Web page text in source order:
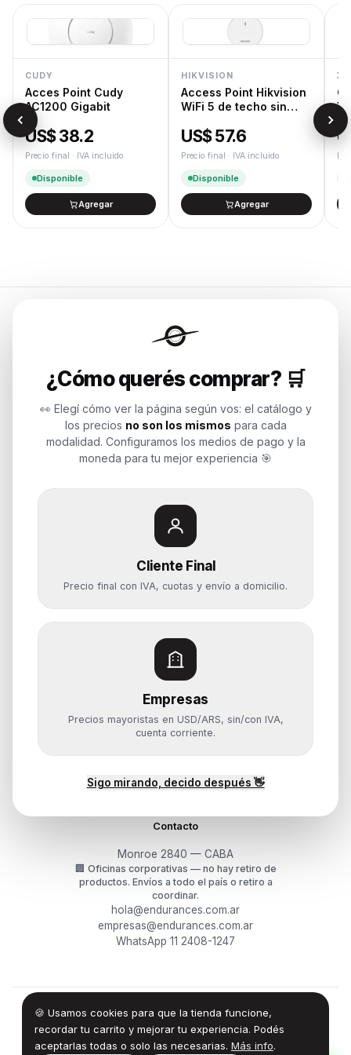
CUDY
Acces Point Cudy
AC1200 Gigabit
US$ 38.2
Precio final · IVA incluido
Disponible
Agregar
HIKVISION
Access Point Hikvision
WiFi 5 de techo sin
US$ 57.6
Precio final · IVA incluido
Disponible
Agregar
¿Cómo querés comprar? 🛒
👀 Elegí cómo ver la página según vos: el catálogo y
los precios no son los mismos para cada
modalidad. Configuramos los medios de pago y la
moneda para tu mejor experiencia 🎯
Cliente Final
Precio final con IVA, cuotas y envío a domicilio.
Empresas
Precios mayoristas en USD/ARS, sin/con IVA,
cuenta corriente.
Sigo mirando, decido después 👋
🍪 Usamos cookies para que la tienda funcione,
recordar tu carrito y mejorar tu experiencia. Podés
aceptarlas todas o solo las necesarias. Más info.
Endurances
Soluciones de tecnología para
Potenciamos tu mundo.
Time to work
Categorías
Notebooks
Computadoras y PCs
Componentes
Almacenamiento
Monitores y Pantallas
Ayuda
Mis pedidos
¿Cómo querés comprar?
Contacto
Monroe 2840 — CABA
🏢 Oficinas corporativas — no hay retiro de
productos. Envíos a todo el país o retiro a
coordinar.
hola@endurances.com.ar
empresas@endurances.com.ar
WhatsApp 11 2408-1247
© 2026Endurances Technology SA · CUIT 30-71861942-0
Términos·Privacidad ·Devoluciones
100% Design by — Endurances IT